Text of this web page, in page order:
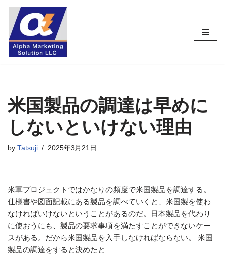
コ
ン
テ
ス
キ
ッ
プ
米国製品の調達は早めに
しないといけない理由
by Tatsuji 2025年3月21日
米軍プロジェクトではかなりの頻度で米国製品を調達する。
仕様書や図面記載にある製品を調べていくと、米国製を使わ
なければいけないということがあるのだ。日本製品を代わり
に使おうにも、製品の要求事項を満たすことができないケー
スがある。だから米国製品を入手しなければならない。 米国
製品の調達をすると決めたと